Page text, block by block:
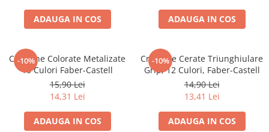
Dosare Plastic
Folii de protecție
Penare
Penare cu doua compartimente
Penare cu trei compartimente
Penare cu un compartiment
Penare echipate
ADAUGA IN COS ADAUGA IN COS
-10%
Creioane Colorate Metalizate
10 Culori Faber-Castell
15,90 Lei
14,31 Lei
ADAUGA IN COS
-10%
Creioane Cerate Triunghiulare
Grip, 12 Culori, Faber-Castell
14,90 Lei
13,41 Lei
ADAUGA IN COS